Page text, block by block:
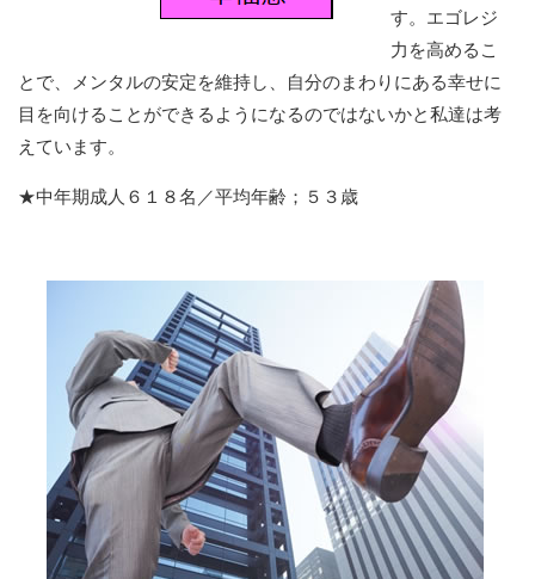
す。エゴレジ
力を高めるこ
とで、メンタルの安定を維持し、自分のまわりにある幸せに
目を向けることができるようになるのではないかと私達は考
えています。
★中年期成人６１８名／平均年齢；５３歳